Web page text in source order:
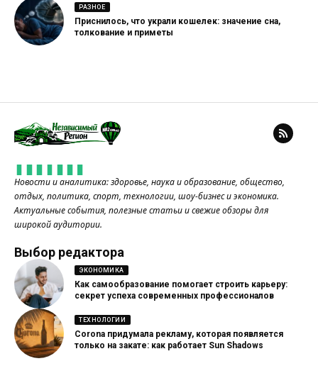
РАЗНОЕ
Приснилось, что украли кошелек: значение сна,
толкование и приметы
Новости и аналитика: здоровье, наука и образование, общество,
отдых, политика, спорт, технологии, шоу-бизнес и экономика.
Актуальные события, полезные статьи и свежие обзоры для
широкой аудитории.
Выбор редактора
ЭКОНОМИКА
Как самообразование помогает строить карьеру:
секрет успеха современных профессионалов
ТЕХНОЛОГИИ
Corona придумала рекламу, которая появляется
только на закате: как работает Sun Shadows